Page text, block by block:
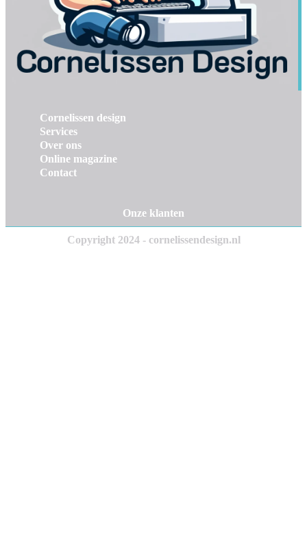
Cornelissen design
Services
Over ons
Online magazine
Contact
Onze klanten
Copyright 2024 - cornelissendesign.nl